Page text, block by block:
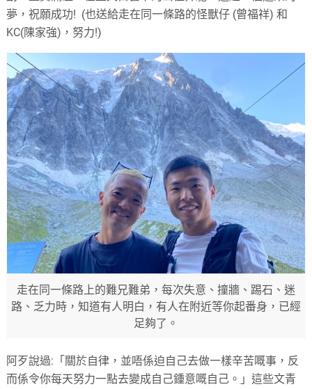
夢，祝願成功! (也送給走在同一條路的怪獸仔 (曾福祥) 和
KC(陳家強)，努力!)
走在同一條路上的難兄難弟，每次失意、撞牆、踢石、迷
路、乏力時，知道有人明白，有人在附近等你起番身，已經
足夠了。
阿歹說過:「關於自律，並唔係迫自己去做一樣辛苦嘅事，反
而係令你每天努力一點去變成自己鍾意嘅自己。」這些文青